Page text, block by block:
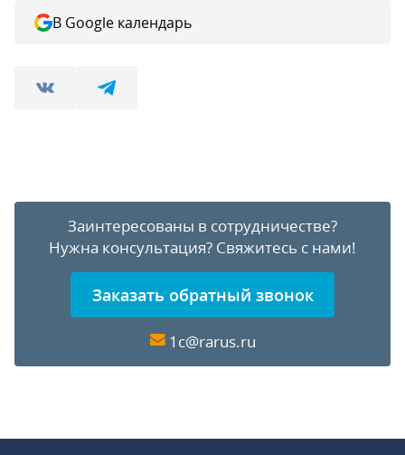
В Google календарь
Заинтересованы в сотрудничестве?
Нужна консультация? Свяжитесь с нами!
Заказать обратный звонок
1c@rarus.ru